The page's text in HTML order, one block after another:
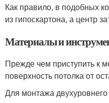
Как правило, в подобных
из гипоскартона, а центр
Материалы и
Прежде чем приступить к
поверхность потолка от
Для монтажа